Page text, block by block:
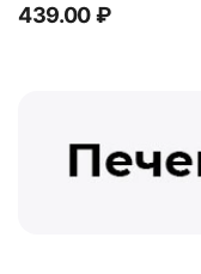
439.00₽